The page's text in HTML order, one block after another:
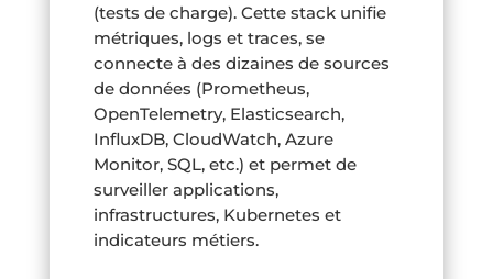
(tests de charge). Cette stack unifie
métriques, logs et traces, se
connecte à des dizaines de sources
de données (Prometheus,
OpenTelemetry, Elasticsearch,
InfluxDB, CloudWatch, Azure
Monitor, SQL, etc.) et permet de
surveiller applications,
infrastructures, Kubernetes et
indicateurs métiers.